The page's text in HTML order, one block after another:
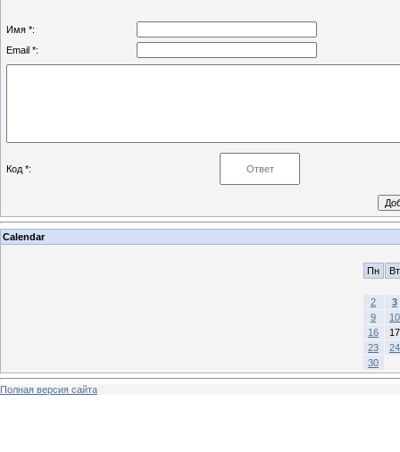
Имя *:
Email *:
Код *:
Calendar
Пн Вт
2
3
9
10
16
17
23
24
30
Полная версия сайта